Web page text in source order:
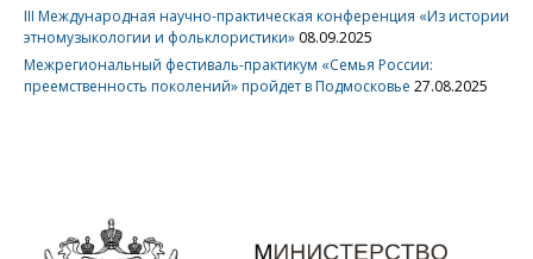
III Международная научно-практическая конференция «Из истории
этномузыкологии и фольклористики» 08.09.2025
Межрегиональный фестиваль-практикум «Семья России:
преемственность поколений» пройдет в Подмосковье 27.08.2025